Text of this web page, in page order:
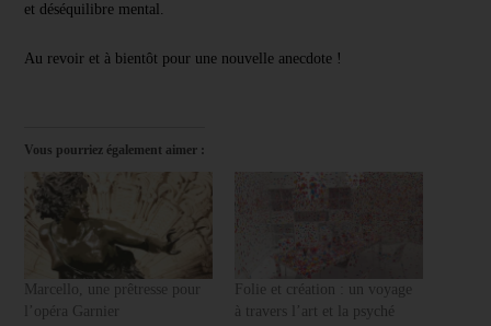
et déséquilibre mental.
Au revoir et à bientôt pour une nouvelle anecdote !
Pour une œuvre réussie
Recevez gratuitement le
Guide
"Les bases de ma sculpture
en argile avec Danielle"
Vous pourriez également aimer :
Marcello, une prêtresse pour
l’opéra Garnier
Folie et création : un voyage
à travers l’art et la psyché